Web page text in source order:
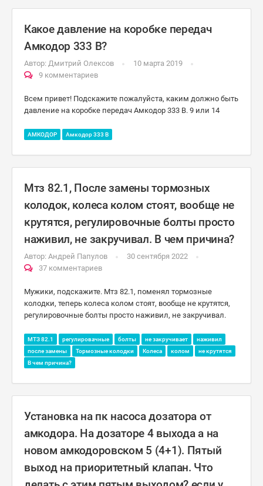
Какое давление на коробке передач
Амкодор 333 B?
Автор: Дмитрий Олексов
10 марта 2019
9 комментариев
Всем привет! Подскажите пожалуйста, каким должно быть
давление на коробке передач Амкодор 333 B. 9 или 14
АМКОДОР Амкодор 333 B
Мтз 82.1, После замены тормозных
колодок, колеса колом стоят, вообще не
крутятся, регулировочные болты просто
наживил, не закручивал. В чем причина?
Автор: Андрей Папулов
30 сентября 2022
37 комментариев
Мужики, подскажите. Мтз 82.1, поменял тормозные
колодки, теперь колеса колом стоят, вообще не крутятся,
регулировочные болты просто наживил, не закручивал.
МТЗ 82.1 регулировачные болты не закручивает
наживил
после замены
Тормозные колодки Колеса колом
не крутятся
В чем причина?
Установка на пк насоса дозатора от
амкодора. На дозаторе 4 выхода а на
новом амкодоровском 5 (4+1). Пятый
выход на приоритетный клапан. Что